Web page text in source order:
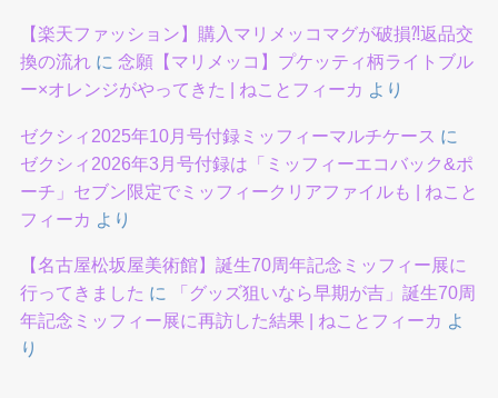
【楽天ファッション】購入マリメッコマグが破損⁈返品交
換の流れに 念願【マリメッコ】プケッティ柄ライトブル
ー×オレンジがやってきた | ねことフィーカ より
ゼクシィ2025年10月号付録ミッフィーマルチケース に
ゼクシィ2026年3月号付録は「ミッフィーエコバック&ポ
ーチ」セブン限定でミッフィークリアファイルも | ねこと
フィーカ より
【名古屋松坂屋美術館】誕生70周年記念ミッフィー展に
行ってきました に
「グッズ狙いなら早期が吉」誕生70周
年記念ミッフィー展に再訪した結果 | ねことフィーカ よ
り